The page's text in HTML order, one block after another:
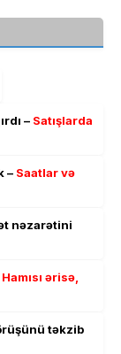
– Satışlarda
– Saatlar və
nəzarətini
Hamısı ərisə,
təkzib